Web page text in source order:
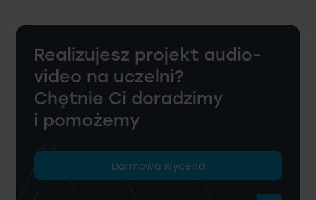
Realizujesz projekt audio-
video na uczelni?
Chętnie Ci doradzimy
i pomożemy
Darmowa wycena